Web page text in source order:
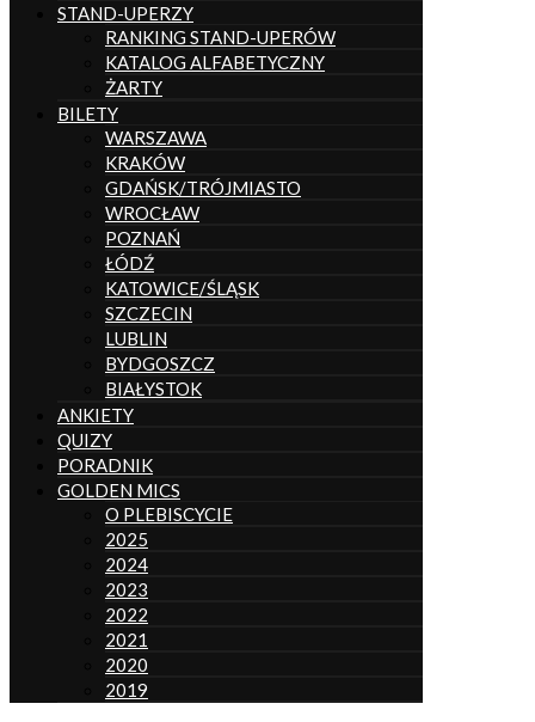
STAND-UPERZY
RANKING STAND-UPERÓW
KATALOG ALFABETYCZNY
ŻARTY
BILETY
WARSZAWA
KRAKÓW
GDAŃSK/TRÓJMIASTO
WROCŁAW
POZNAŃ
ŁÓDŹ
KATOWICE/ŚLĄSK
SZCZECIN
LUBLIN
BYDGOSZCZ
BIAŁYSTOK
ANKIETY
QUIZY
PORADNIK
GOLDEN MICS
O PLEBISCYCIE
2025
2024
2023
2022
2021
2020
2019